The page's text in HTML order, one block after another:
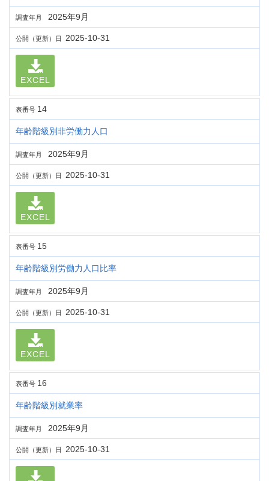
調査年月 2025年9月
公開（更新）日 2025-10-31
EXCEL
表番号 14
年齢階級別非労働力人口
調査年月 2025年9月
公開（更新）日 2025-10-31
EXCEL
表番号 15
年齢階級別労働力人口比率
調査年月 2025年9月
公開（更新）日 2025-10-31
EXCEL
表番号 16
年齢階級別就業率
調査年月 2025年9月
公開（更新）日 2025-10-31